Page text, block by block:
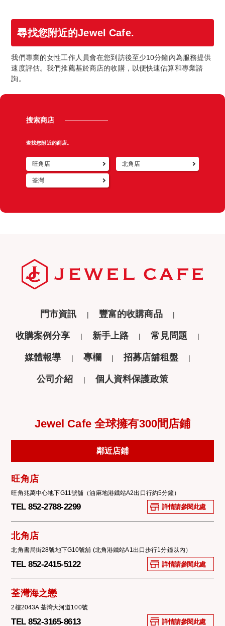
尋找您附近的Jewel Cafe.
我們專業的女性工作人員會在您到訪後至少10分鐘內為服務提供
速度評估。我們推薦基於商店的收購，以便快速估算和專業諮
詢。
搜索商店
查找您附近的商店。
旺角店 北角店
荃灣
門市資訊 豐富的收購商品
收購案例分享 新手上路 常見問題
媒體報導 專欄 招募店舖租盤
公司介紹 個人資料保護政策
Jewel Cafe 全球擁有300間店鋪
鄰近店鋪
旺角店
旺角兆萬中心地下G11號舖（油麻地港鐡站A2出口行約5分鐘）
TEL 852-2788-2299 詳情請參閱此處
北角店
北角書局街28號地下G10號舖 (北角港鐵站A1出口步行1分鐘以內）
TEL 852-2415-5122 詳情請參閱此處
荃灣海之戀
2樓2043A 荃灣大河道100號
TEL 852-3165-8613 詳情請參閱此處